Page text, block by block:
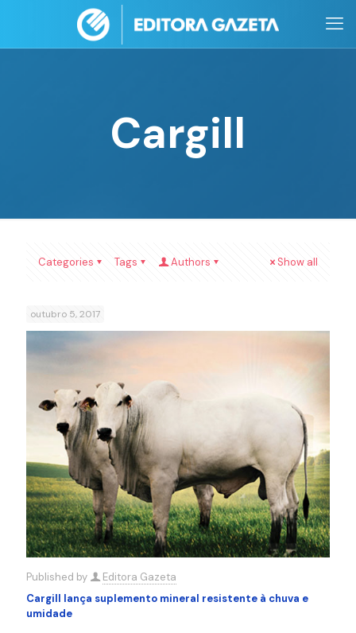
Cargill
Categories Tags Authors Show all
outubro 5, 2017
Published by
Editora Gazeta
Cargill lança suplemento mineral resistente à chuva e
umidade